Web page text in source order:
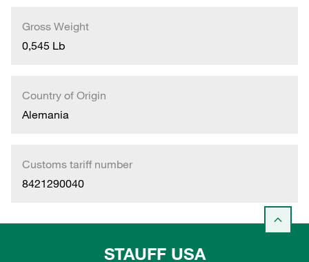
Gross Weight
0,545 Lb
Country of Origin
Alemania
Customs tariff number
8421290040
STAUFF USA